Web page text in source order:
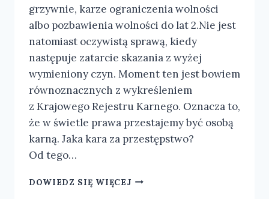
grzywnie, karze ograniczenia wolności
albo pozbawienia wolności do lat 2.Nie jest
natomiast oczywistą sprawą, kiedy
następuje zatarcie skazania z wyżej
wymieniony czyn. Moment ten jest bowiem
równoznacznych z wykreśleniem
z Krajowego Rejestru Karnego. Oznacza to,
że w świetle prawa przestajemy być osobą
karną. Jaka kara za przestępstwo?
Od tego…
DOWIEDZ SIĘ WIĘCEJ